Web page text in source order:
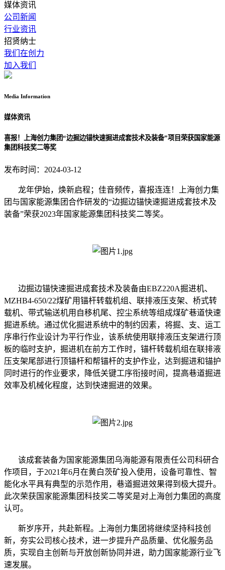
媒体资讯
公司新闻
行业资讯
招贤纳士
我们在创力
加入我们
Media Information
媒体资讯
喜报！上海创力集团“边掘边锚快速掘进成套技术及装备”项目荣获国家能源
集团科技奖二等奖
发布时间：2024-03-12
龙年伊始，焕新启程；佳音频传，喜报连连！上海创力集
团与国家能源集团合作研发的“边掘边锚快速掘进成套技术及
装备”荣获2023年国家能源集团科技奖二等奖。
边掘边锚快速掘进成套技术及装备由EBZ220A掘进机、
MZHB4-650/22煤矿用锚杆转载机组、联排液压支架、桥式转
载机、带式输送机用自移机尾、控尘系统等组成煤矿巷道快速
掘进系统。通过优化掘进系统中的制约因素，将掘、支、运工
序串行作业设计为平行作业，该系统使用联排液压支架进行顶
板的临时支护，掘进机在前方工作时，锚杆转载机组在联排液
压支架尾部进行顶锚杆和帮锚杆的支护作业，达到掘进和锚护
同时进行的作业要求，降低关键工序衔接时间，提高巷道掘进
效率及机械化程度，达到快速掘进的效果。
该成套装备为国家能源集团乌海能源有限责任公司科研合
作项目，于2021年6月在黄白茨矿投入使用，设备可靠性、智
能化水平具有典型的示范作用，巷道掘进效果得到极大提升。
此次荣获国家能源集团科技奖二等奖是对上海创力集团的高度
认可。
新岁序开，共赴新程。上海创力集团将继续坚持科技创
新，夯实公司核心技术，进一步提升产品质量、优化服务品
质，实现自主创新与开放创新协同并进，助力国家能源行业飞
速发展。